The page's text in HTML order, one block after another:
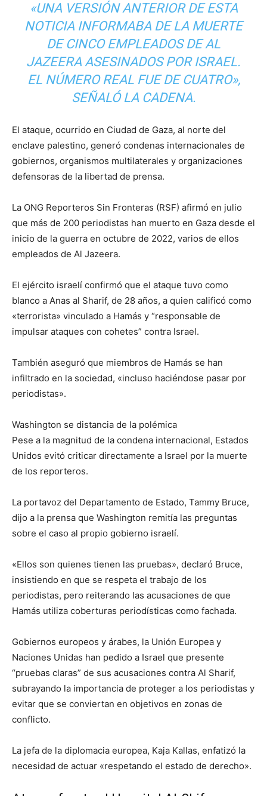
«UNA VERSIÓN ANTERIOR DE ESTA
NOTICIA INFORMABA DE LA MUERTE
DE CINCO EMPLEADOS DE AL
JAZEERA ASESINADOS POR ISRAEL.
EL NÚMERO REAL FUE DE CUATRO»,
SEÑALÓ LA CADENA.
El ataque, ocurrido en Ciudad de Gaza, al norte del
enclave palestino, generó condenas internacionales de
gobiernos, organismos multilaterales y organizaciones
defensoras de la libertad de prensa.
La ONG Reporteros Sin Fronteras (RSF) afirmó en julio
que más de 200 periodistas han muerto en Gaza desde el
inicio de la guerra en octubre de 2022, varios de ellos
empleados de Al Jazeera.
El ejército israelí confirmó que el ataque tuvo como
blanco a Anas al Sharif, de 28 años, a quien calificó como
«terrorista» vinculado a Hamás y “responsable de
impulsar ataques con cohetes” contra Israel.
También aseguró que miembros de Hamás se han
infiltrado en la sociedad, «incluso haciéndose pasar por
periodistas».
Washington se distancia de la polémica
Pese a la magnitud de la condena internacional, Estados
Unidos evitó criticar directamente a Israel por la muerte
de los reporteros.
La portavoz del Departamento de Estado, Tammy Bruce,
dijo a la prensa que Washington remitía las preguntas
sobre el caso al propio gobierno israelí.
«Ellos son quienes tienen las pruebas», declaró Bruce,
insistiendo en que se respeta el trabajo de los
periodistas, pero reiterando las acusaciones de que
Hamás utiliza coberturas periodísticas como fachada.
Gobiernos europeos y árabes, la Unión Europea y
Naciones Unidas han pedido a Israel que presente
“pruebas claras” de sus acusaciones contra Al Sharif,
subrayando la importancia de proteger a los periodistas y
evitar que se conviertan en objetivos en zonas de
conflicto.
La jefa de la diplomacia europea, Kaja Kallas, enfatizó la
necesidad de actuar «respetando el estado de derecho».